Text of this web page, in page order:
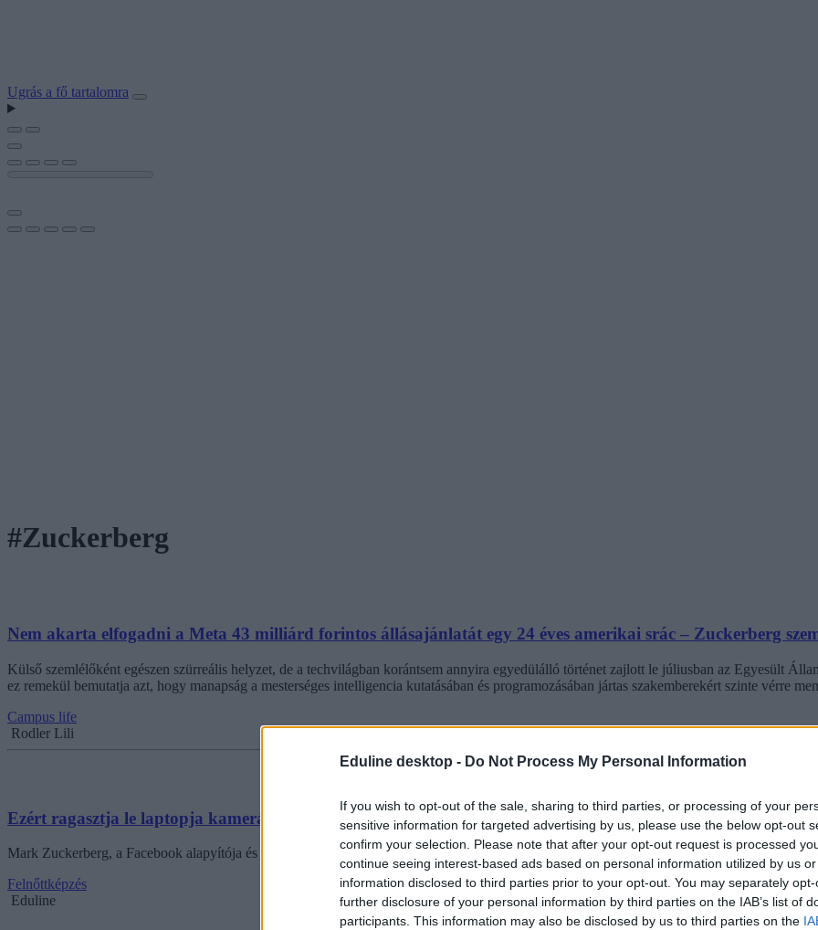
Eduline desktop - Do Not Process My Personal Information
If you wish to opt-out of the sale, sharing to third parties, or processing of your
sensitive information for targeted advertising by us, please use the below opt-out
confirm your selection. Please note that after your opt-out request is processed
continue seeing interest-based ads based on personal information utilized by us
information disclosed to third parties prior to your opt-out. You may separately
further disclosure of your personal information by third parties on the IAB’s list of
participants. This information may also be disclosed by us to third parties on the
Ugrás a fő tartalomra
#Zuckerberg
Nem akarta elfogadni a Meta 43 milliárd forintos állásajánlatát egy 24 éves amerikai srác – Zuckerberg
Külső szemlélőként egészen szürreális helyzet, de a techvilágban korántsem annyira egyedülálló történet zajlott le júliusban az Egyesült
ez remekül bemutatja azt, hogy manapság a mesterséges intelligencia kutatásában és programozásában jártas szakemberekért szinte vérre
Campus life
Rodler Lili
Ezért ragasztja le laptopja kameráját és mikrofonját Mark Zuckerberg
Mark Zuckerberg, a Facebook alapyítója és az Y generáció leggazdagabb tagja leragasztja laptopja mikrofonját és kameráját. De ezt
Felnőttképzés
Eduline